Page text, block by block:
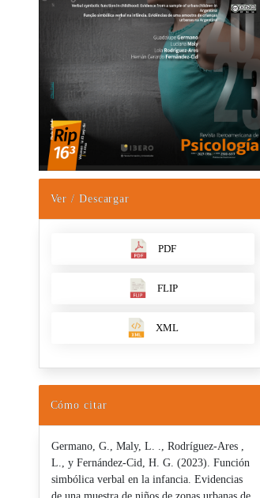
Ver / Descargar
PDF
FLIP
XML
Cómo citar
Germano, G., Maly, L. ., Rodríguez-Ares ,
L., y Fernández-Cid, H. G. (2023). Función
simbólica verbal en la infancia. Evidencias